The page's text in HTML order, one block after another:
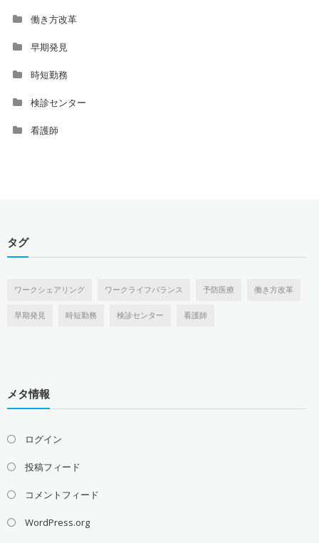
働き方改革
早期発見
時短勤務
検診センター
看護師
タグ
ワークシェアリング ワークライフバランス 予防医療 働き方改革
早期発見 時短勤務 検診センター 看護師
メタ情報
ログイン
投稿フィード
コメントフィード
WordPress.org